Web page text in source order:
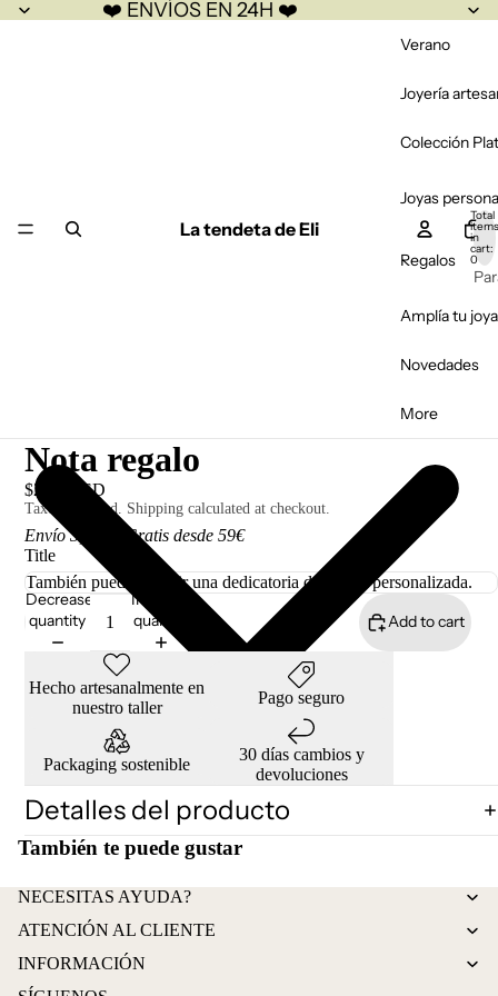
❤️ ENVÍOS EN 24H ❤️
La tendeta de Eli
Verano
Joyería
Colección
Joyas
Regalos
Amplía tu joya
Novedades
More
Total
items
in
cart:
0
Nota regalo
$2.00 USD
Taxes included. Shipping calculated at checkout.
Envío 3,50€ I Gratis desde 59€
Title
Decrease
quantity
Increase
quantity
Add to cart
Hecho artesanalmente en
nuestro taller
Pago seguro
Packaging sostenible
30 días cambios y
devoluciones
Detalles del producto
También te puede gustar
NECESITAS AYUDA?
ATENCIÓN AL CLIENTE
INFORMACIÓN
Refund policy
Privacy policy
Terms of service